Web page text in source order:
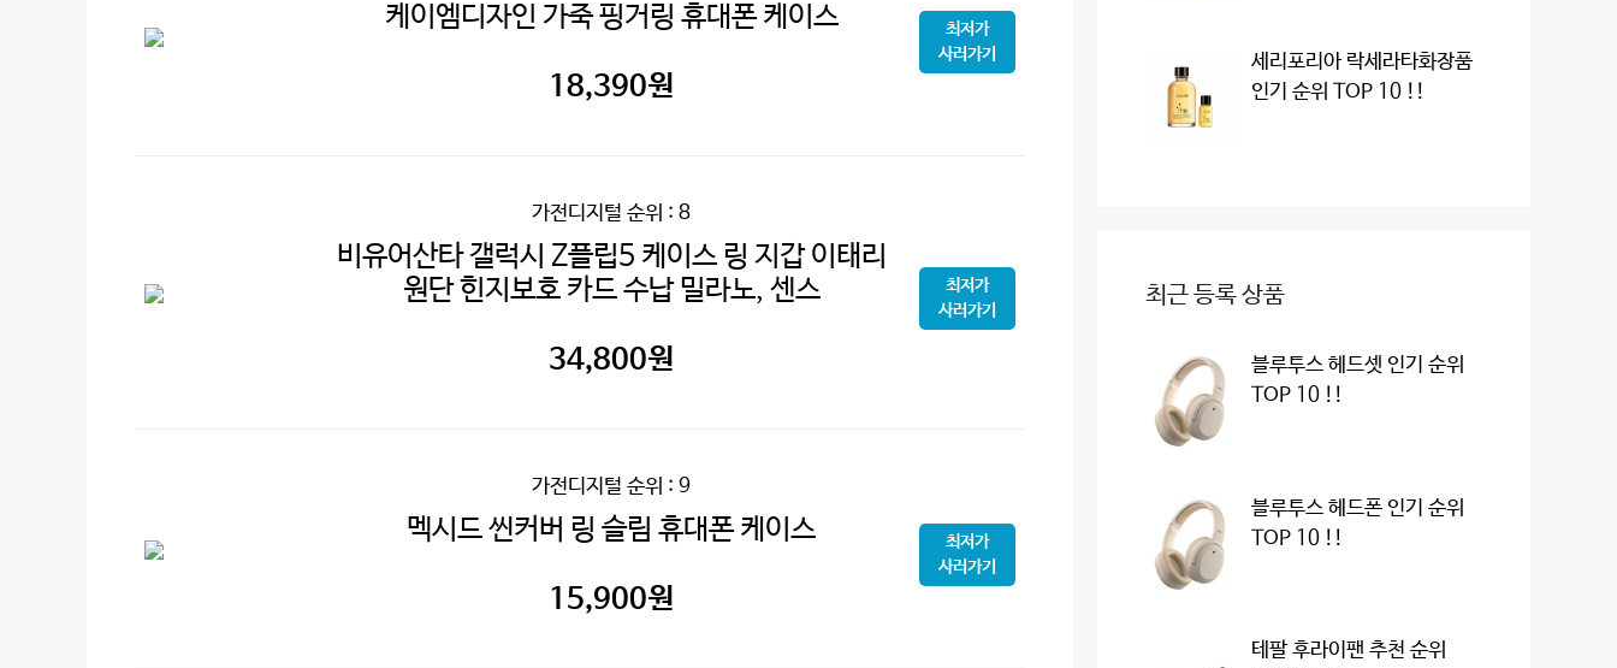
케이엠디자인 가죽 핑거링 휴대폰 케이스
18,390원
최저가
사러가기
가전디지털 순위 : 8
비유어산타 갤럭시 Z플립5 케이스 링 지갑 이태리
원단 힌지보호 카드 수납 밀라노, 센스
34,800원
최저가
사러가기
가전디지털 순위 : 9
멕시드 씬커버 링 슬림 휴대폰 케이스
15,900원
최저가
사러가기
세리포리아 락세라타화장품
인기 순위 TOP 10 !!
최근 등록 상품
블루투스 헤드셋 인기 순위
TOP 10 !!
블루투스 헤드폰 인기 순위
TOP 10 !!
테팔 후라이팬 추천 순위